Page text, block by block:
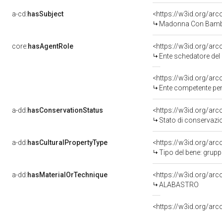
a-cd:hasSubject
<https://w3id.org/
Madonna Con
core:hasAgentRole
<https://w3id.org/
Ente schedatore
<https://w3id.org/
Ente competente per tutela del bene
a-dd:hasConservationStatus
<https://w3id.org/
Stato di
a-dd:hasCulturalPropertyType
<https://w3id.org/
Tipo del bene:
a-dd:hasMaterialOrTechnique
<https://w3id.org/
ALABASTRO
<https://w3id.org/